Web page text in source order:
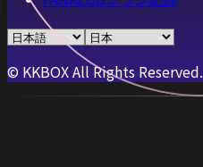
© KKBOX All Rights Reserved.